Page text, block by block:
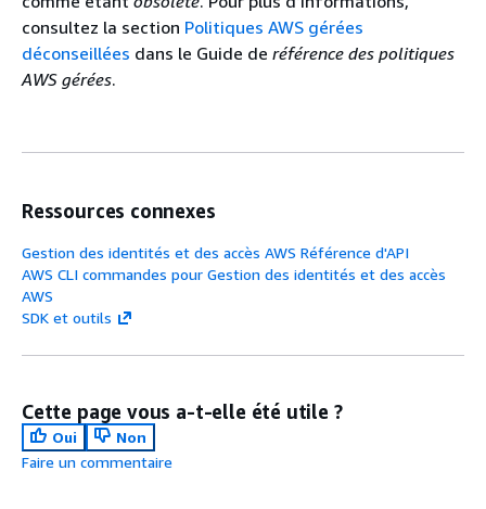
consultez la section Politiques AWS gérées
déconseillées dans le Guide de référence des politiques
AWS gérées.
Ressources connexes
Gestion des identités et des accès AWS Référence d'API
AWS CLI commandes pour Gestion des identités et des accès
AWS
SDK et outils
Cette page vous a-t-elle été utile ?
Oui
Non
Faire un commentaire